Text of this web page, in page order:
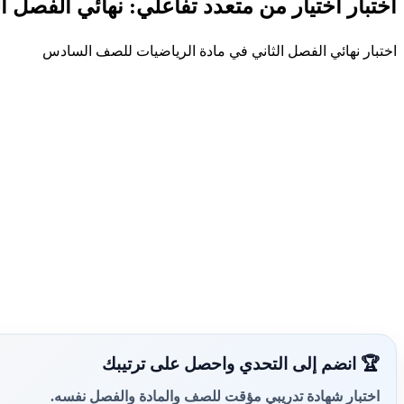
اختبار اختيار من متعدد تفاعلي: نهائي الفصل
اختبار نهائي الفصل الثاني في مادة الرياضيات للصف السادس
🏆 انضم إلى التحدي واحصل على ترتيبك
اختبار شهادة تدريبي مؤقت للصف والمادة والفصل نفسه.